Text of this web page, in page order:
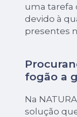
uma tarefa
devido à
presentes
fogão a
Na
solução